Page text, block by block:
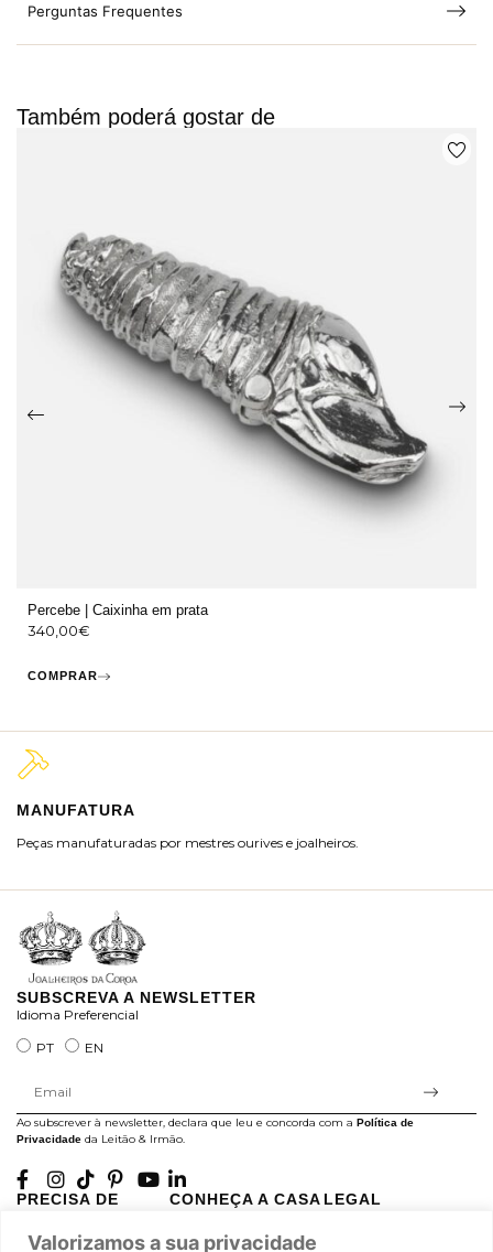
Valorizamos a sua privacidade
Perguntas Frequentes
Também poderá gostar de
Percebe | Caixinha em prata
340,00€
COMPRAR
MANUFATURA
Peças manufaturadas por mestres ourives e joalheiros.
SUBSCREVA A NEWSLETTER
Idioma Preferencial
PT
EN
Ao subscrever à newsletter, declara que leu e concorda com a Política de
Privacidade da Leitão & Irmão.
PRECISA DE
A minha conta
CONHEÇA A CASA
História
LEGAL